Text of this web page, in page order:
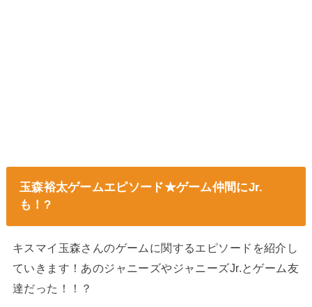
玉森裕太ゲームエピソード★ゲーム仲間にJr.
も！?
キスマイ玉森さんのゲームに関するエピソードを紹介し
ていきます！あのジャニーズやジャニーズJr.とゲーム友
達だった！！？